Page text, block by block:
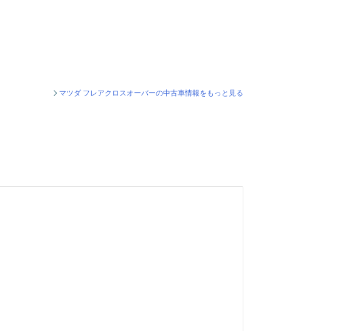
マツダ フレアクロスオーバーの中古車情報をもっと見る